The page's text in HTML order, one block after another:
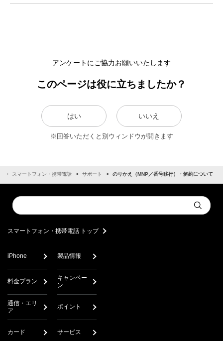
アンケートにご協力お願いいたします
このページは役に立ちましたか？
はい いいえ
※回答いただくと別ウィンドウが開きます
スマートフォン・携帯電話 サポート のりかえ（MNP／番号移行）・解約について
Conduct
a
Submit
スマートフォン・携帯電話 トップ
iPhone 製品情報
料金プラン
キャンペー
ン
通信・エリ
ア
ポイント
カード サービス